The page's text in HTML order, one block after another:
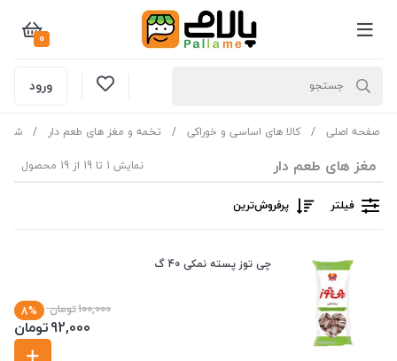
0
ورود
صفحه اصلی کالا های اساسی و خوراکی تخمه و مغز های طعم دار
مغز های طعم دار نمایش 1 تا 19 از 19 محصول
فیلتر پرفروش‌ترین‌
چی توز پسته نمکی 40 گ
100,000تومان 8%
92,000تومان